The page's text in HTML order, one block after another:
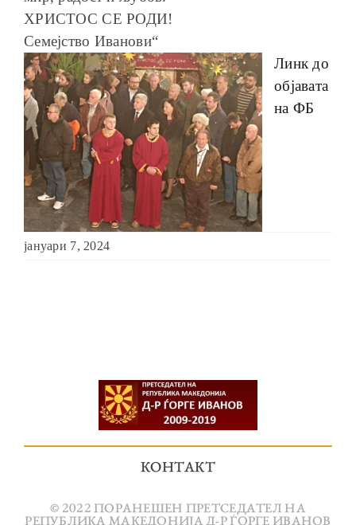
ХРИСТОС СЕ РОДИ!
Семејство Иванови“
Линк до
објавата
на ФБ
јануари 7, 2024
КОНТАКТ
© 2022 ПОРАНЕШЕН ПРЕТСЕДАТЕЛ НА